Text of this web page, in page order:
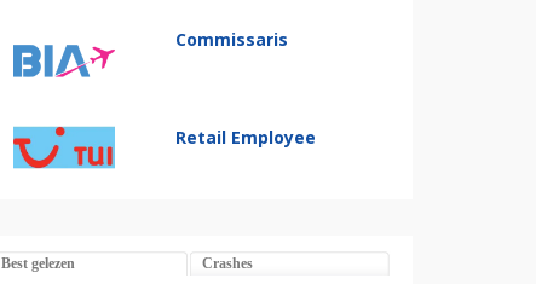
Commissaris
Retail Employee
Best gelezen Crashes